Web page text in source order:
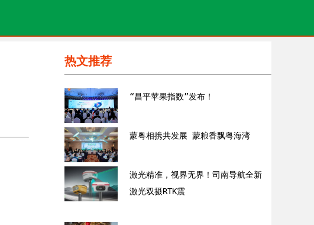
热文推荐
“昌平苹果指数”发布！
蒙粤相携共发展 蒙粮香飘粤海湾
激光精准，视界无界！司南导航全新
激光双摄RTK震